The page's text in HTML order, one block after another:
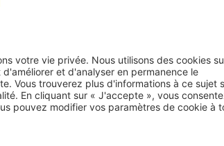
différentes hauteurs de construction
rayonnage disponibles sur demande